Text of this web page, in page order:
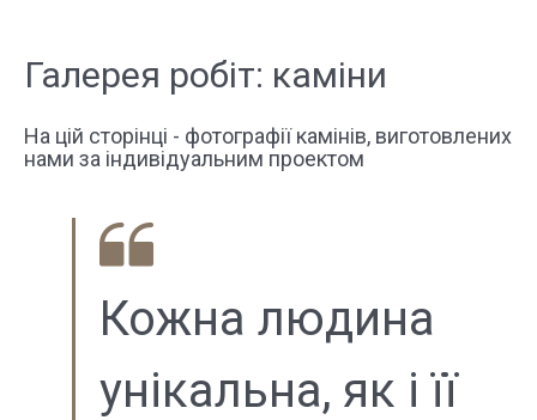
Галерея робіт: каміни
На цій сторінці - фотографії камінів, виготовлених
нами за індивідуальним проектом
Кожна людина
унікальна, як і її